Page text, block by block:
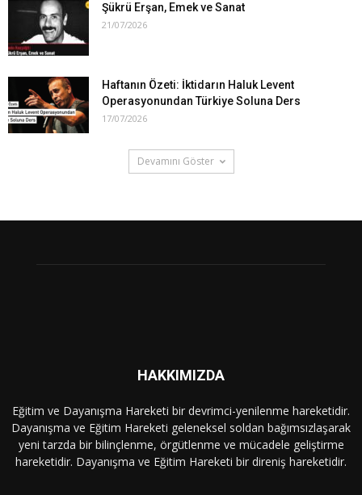
Şükrü Erşan, Emek ve Sanat
21/07/2026
Haftanın Özeti: İktidarın Haluk Levent
Operasyonundan Türkiye Soluna Ders
17/07/2026
Devamını Göster
HAKKIMIZDA
Eğitim ve Dayanışma Hareketi bir devrimci-yenilenme hareketidir.
Dayanışma ve Eğitim Hareketi geleneksel soldan bağımsızlaşarak
yeni tarzda bir bilinçlenme, örgütlenme ve mücadele geliştirme
hareketidir. Dayanışma ve Eğitim Hareketi bir direniş hareketidir.